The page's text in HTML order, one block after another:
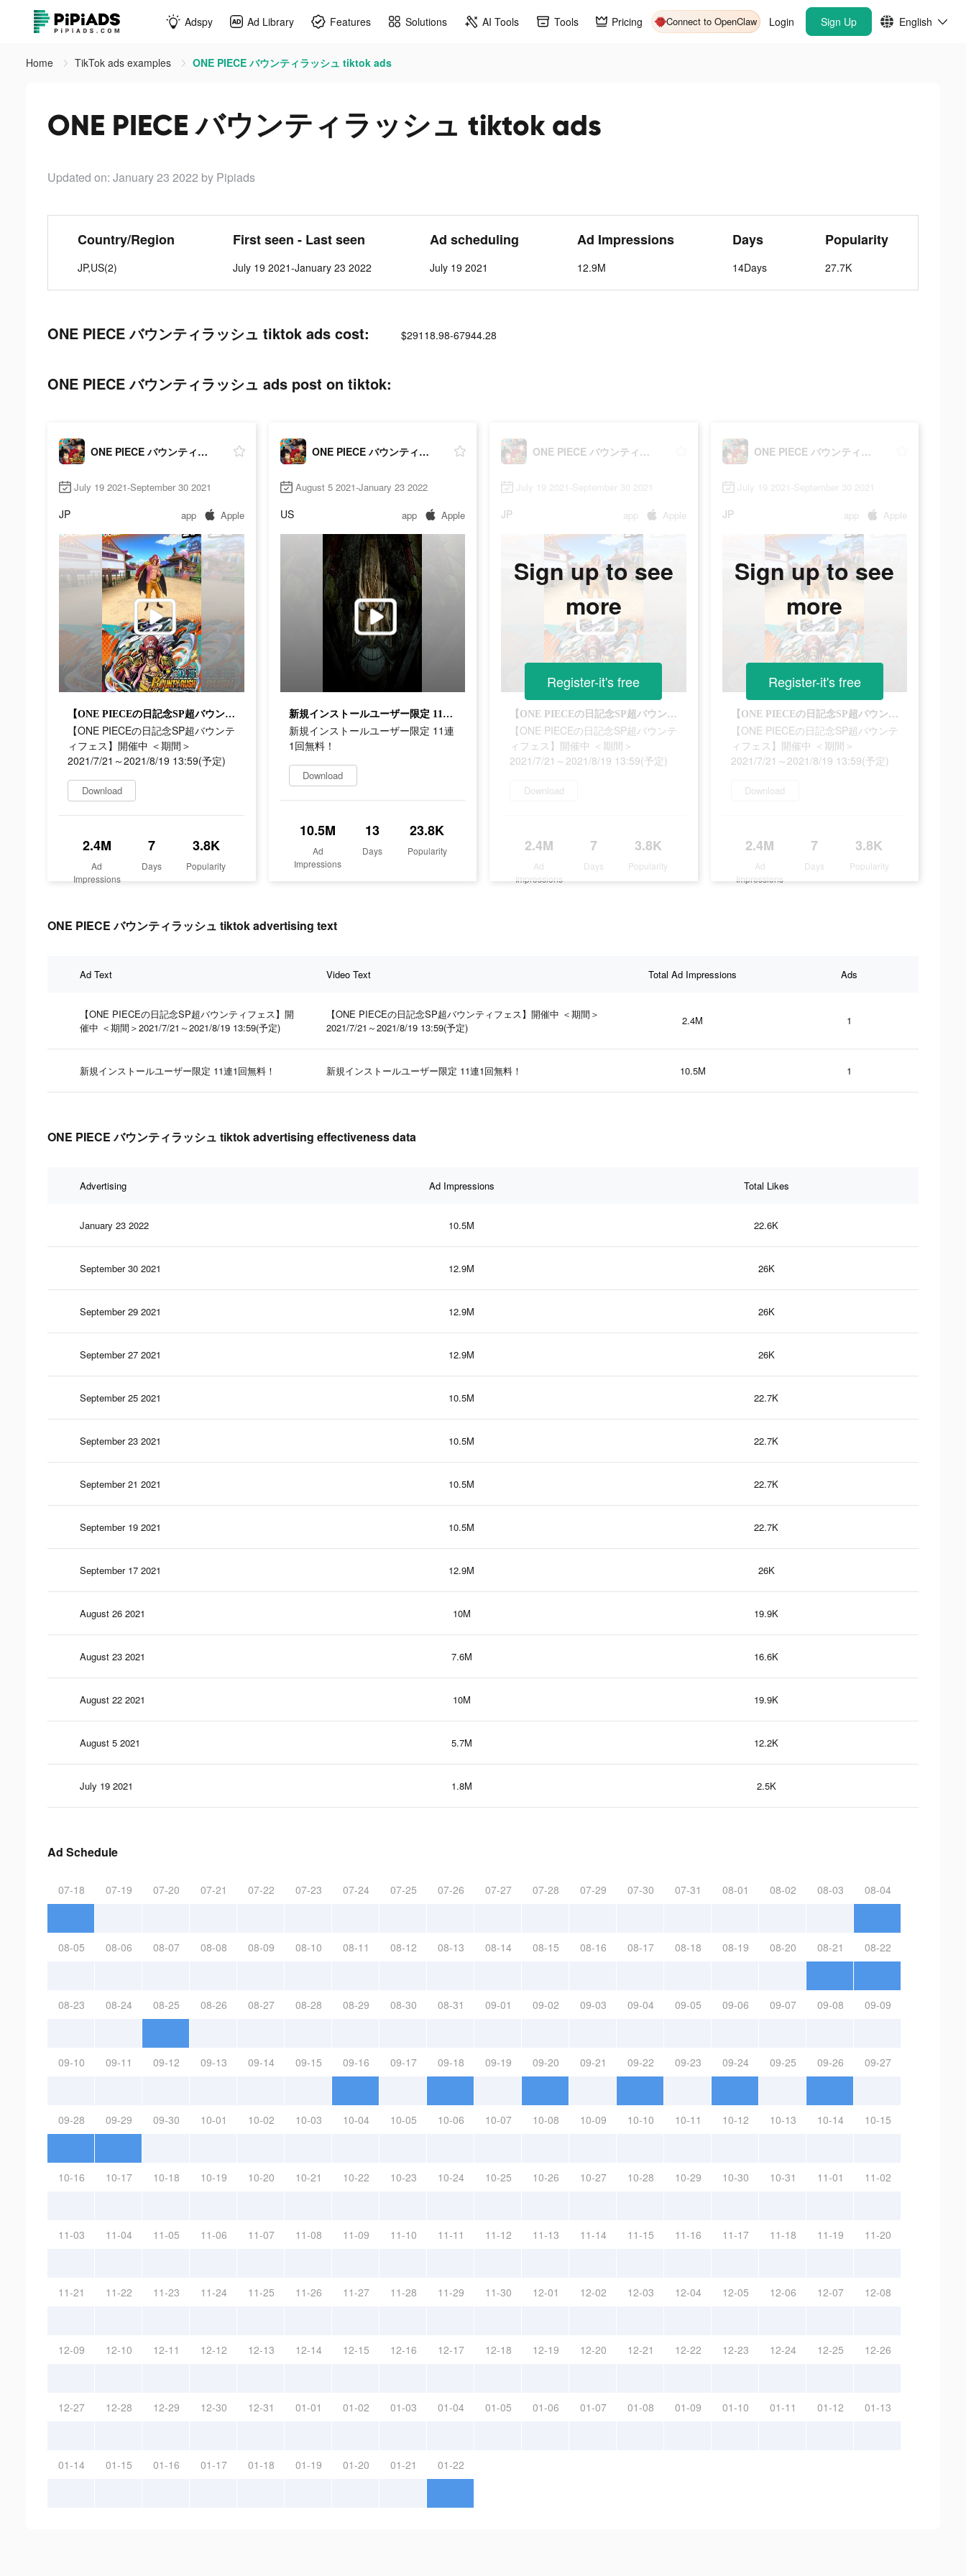
Adspy Ad Library Features Solutions AI Tools Tools Pricing Connect to OpenClaw Login Sign Up English
Home TikTok ads examples ONE PIECE バウンティラッシュ tiktok ads
ONE PIECE バウンティラッシュ tiktok ads
Updated on: January 23 2022 by Pipiads
Country/Region
JP,US(2)
First seen - Last seen
July 19 2021-January 23 2022
Ad scheduling
July 19 2021
Ad Impressions
12.9M
Days
14Days
Popularity
27.7K
ONE PIECE バウンティラッシュ tiktok ads cost: $29118.98-67944.28
ONE PIECE バウンティラッシュ ads post on tiktok:
ONE PIECE バウンティラッシュ
July 19 2021-September 30 2021
JP app Apple
【ONE PIECEの日記念SP超バウンティフェス】開催中 ＜期間＞2021/7/21～2021/8/19 13:59(予定)
【ONE PIECEの日記念SP超バウンテ
ィフェス】開催中 ＜期間＞
2021/7/21～2021/8/19 13:59(予定)
Download
2.4M
Ad
Impressions
7
Days
3.8K
Popularity
ONE PIECE バウンティラッシュ
August 5 2021-January 23 2022
US app Apple
新規インストールユーザー限定 11連1回無料！
新規インストールユーザー限定 11連
1回無料！
Download
10.5M
Ad
Impressions
13
Days
23.8K
Popularity
ONE PIECE バウンティラッシュ
July 19 2021-September 30 2021
JP app Apple
【ONE PIECEの日記念SP超バウンティフェス】開催中 ＜期間＞2021/7/21～2021/8/19 13:59(予定)
【ONE PIECEの日記念SP超バウンテ
ィフェス】開催中 ＜期間＞
2021/7/21～2021/8/19 13:59(予定)
Download
2.4M
Ad
Impressions
7
Days
3.8K
Popularity
Sign up to see
more
Register-it's free
ONE PIECE バウンティラッシュ
July 19 2021-September 30 2021
JP app Apple
【ONE PIECEの日記念SP超バウンティフェス】開催中 ＜期間＞2021/7/21～2021/8/19 13:59(予定)
【ONE PIECEの日記念SP超バウンテ
ィフェス】開催中 ＜期間＞
2021/7/21～2021/8/19 13:59(予定)
Download
2.4M
Ad
Impressions
7
Days
3.8K
Popularity
Sign up to see
more
Register-it's free
ONE PIECE バウンティラッシュ tiktok advertising text
Ad Text Video Text Total Ad Impressions Ads
【ONE PIECEの日記念SP超バウンティフェス】開
催中 ＜期間＞2021/7/21～2021/8/19 13:59(予定)
【ONE PIECEの日記念SP超バウンティフェス】開催中 ＜期間＞
2021/7/21～2021/8/19 13:59(予定)
2.4M 1
新規インストールユーザー限定 11連1回無料！ 新規インストールユーザー限定 11連1回無料！ 10.5M 1
ONE PIECE バウンティラッシュ tiktok advertising effectiveness data
Advertising Ad Impressions Total Likes
January 23 2022 10.5M 22.6K
September 30 2021 12.9M 26K
September 29 2021 12.9M 26K
September 27 2021 12.9M 26K
September 25 2021 10.5M 22.7K
September 23 2021 10.5M 22.7K
September 21 2021 10.5M 22.7K
September 19 2021 10.5M 22.7K
September 17 2021 12.9M 26K
August 26 2021 10M 19.9K
August 23 2021 7.6M 16.6K
August 22 2021 10M 19.9K
August 5 2021 5.7M 12.2K
July 19 2021 1.8M 2.5K
Ad Schedule
07-18 07-19 07-20 07-21 07-22 07-23 07-24 07-25 07-26 07-27 07-28 07-29 07-30 07-31 08-01 08-02 08-03 08-04
08-05 08-06 08-07 08-08 08-09 08-10 08-11 08-12 08-13 08-14 08-15 08-16 08-17 08-18 08-19 08-20 08-21 08-22
08-23 08-24 08-25 08-26 08-27 08-28 08-29 08-30 08-31 09-01 09-02 09-03 09-04 09-05 09-06 09-07 09-08 09-09
09-10 09-11 09-12 09-13 09-14 09-15 09-16 09-17 09-18 09-19 09-20 09-21 09-22 09-23 09-24 09-25 09-26 09-27
09-28 09-29 09-30 10-01 10-02 10-03 10-04 10-05 10-06 10-07 10-08 10-09 10-10 10-11 10-12 10-13 10-14 10-15
10-16 10-17 10-18 10-19 10-20 10-21 10-22 10-23 10-24 10-25 10-26 10-27 10-28 10-29 10-30 10-31 11-01 11-02
11-03 11-04 11-05 11-06 11-07 11-08 11-09 11-10 11-11 11-12 11-13 11-14 11-15 11-16 11-17 11-18 11-19 11-20
11-21 11-22 11-23 11-24 11-25 11-26 11-27 11-28 11-29 11-30 12-01 12-02 12-03 12-04 12-05 12-06 12-07 12-08
12-09 12-10 12-11 12-12 12-13 12-14 12-15 12-16 12-17 12-18 12-19 12-20 12-21 12-22 12-23 12-24 12-25 12-26
12-27 12-28 12-29 12-30 12-31 01-01 01-02 01-03 01-04 01-05 01-06 01-07 01-08 01-09 01-10 01-11 01-12 01-13
01-14 01-15 01-16 01-17 01-18 01-19 01-20 01-21 01-22